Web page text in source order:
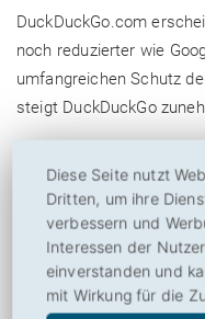
DuckDuckGo.com
noch reduzierter wie
umfangreichen Schutz
steigt DuckDuckGo
zur Webseite von
YouTube.com
Diese Seite nutzt
Dritten, um ihre
verbessern und
Interessen der
einverstanden und
mit Wirkung für die